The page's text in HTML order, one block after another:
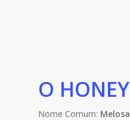
O HONEY
Nome Comum: Melosa